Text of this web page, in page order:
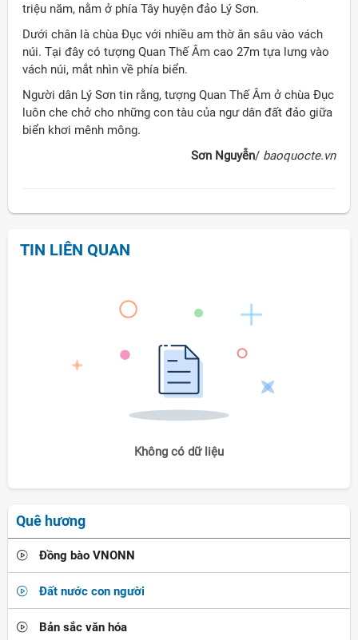
triệu năm, nằm ở phía Tây huyện đảo Lý Sơn.
Dưới chân là chùa Đục với nhiều am thờ ăn sâu vào vách
núi. Tại đây có tượng Quan Thế Âm cao 27m tựa lưng vào
vách núi, mắt nhìn về phía biển.
Người dân Lý Sơn tin rằng, tượng Quan Thế Âm ở chùa Đục
luôn che chở cho những con tàu của ngư dân đất đảo giữa
biển khơi mênh mông.
Sơn Nguyễn/ baoquocte.vn
TIN LIÊN QUAN
Không có dữ liệu
Quê hương
Đồng bào VNONN
Đất nước con người
Bản sắc văn hóa